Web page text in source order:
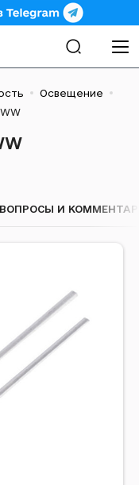
Освещение
ВОПРОСЫ И